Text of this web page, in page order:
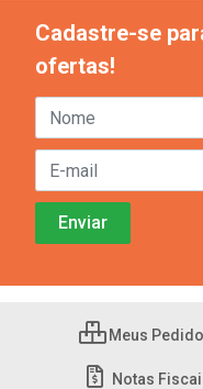
Cadastre-se
ofertas!
Meus
Notas